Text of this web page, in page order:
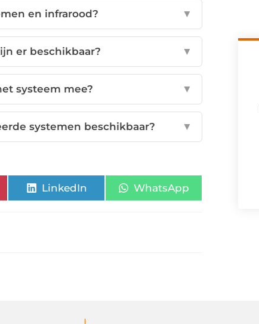
en infrarood? ▼
er beschikbaar? ▼
systeem mee? ▼
systemen beschikbaar? ▼
LinkedIn WhatsApp